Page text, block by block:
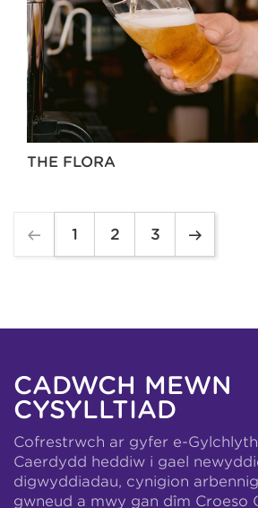
THE FLORA
1 2 3
CADWCH MEWN
CYSYLLTIAD
Cofrestrwch ar gyfer e-
Caerdydd heddiw i gael
digwyddiadau, cynigion
gwneud a mwy gan dîm Croeso